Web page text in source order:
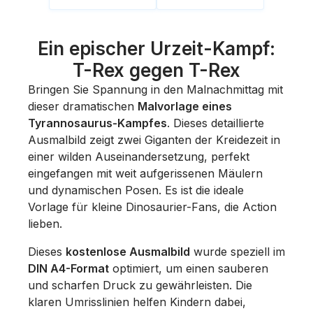
Ein epischer Urzeit-Kampf:
T-Rex gegen T-Rex
Bringen Sie Spannung in den Malnachmittag mit
dieser dramatischen Malvorlage eines
Tyrannosaurus-Kampfes. Dieses detaillierte
Ausmalbild zeigt zwei Giganten der Kreidezeit in
einer wilden Auseinandersetzung, perfekt
eingefangen mit weit aufgerissenen Mäulern
und dynamischen Posen. Es ist die ideale
Vorlage für kleine Dinosaurier-Fans, die Action
lieben.
Dieses kostenlose Ausmalbild wurde speziell im
DIN A4-Format optimiert, um einen sauberen
und scharfen Druck zu gewährleisten. Die
klaren Umrisslinien helfen Kindern dabei,